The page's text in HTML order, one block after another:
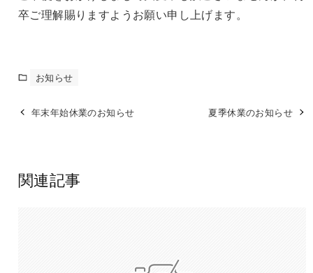
卒ご理解賜りますようお願い申し上げます。
お知らせ
年末年始休業のお知らせ 夏季休業のお知らせ
関連記事